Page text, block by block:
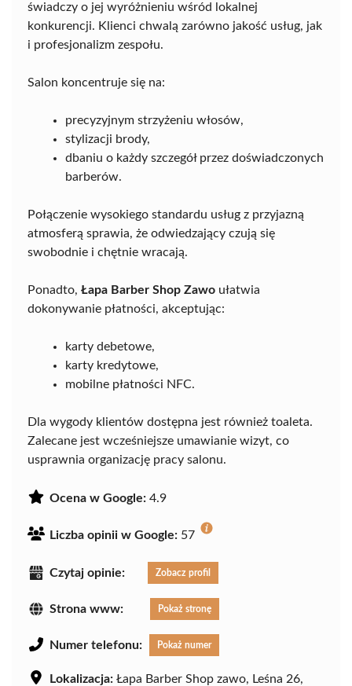
świadczy o jej wyróżnieniu wśród lokalnej
konkurencji. Klienci chwalą zarówno jakość usług, jak
i profesjonalizm zespołu.
Salon koncentruje się na:
precyzyjnym strzyżeniu włosów,
stylizacji brody,
dbaniu o każdy szczegół przez doświadczonych
barberów.
Połączenie wysokiego standardu usług z przyjazną
atmosferą sprawia, że odwiedzający czują się
swobodnie i chętnie wracają.
Ponadto, Łapa Barber Shop Zawo ułatwia
dokonywanie płatności, akceptując:
karty debetowe,
karty kredytowe,
mobilne płatności NFC.
Dla wygody klientów dostępna jest również toaleta.
Zalecane jest wcześniejsze umawianie wizyt, co
usprawnia organizację pracy salonu.
Ocena w Google: 4.9
Liczba opinii w Google: 57
Czytaj opinie: Zobacz profil
Strona www: Pokaż stronę
Numer telefonu: Pokaż numer
Lokalizacja: Łapa Barber Shop zawo, Leśna 26,